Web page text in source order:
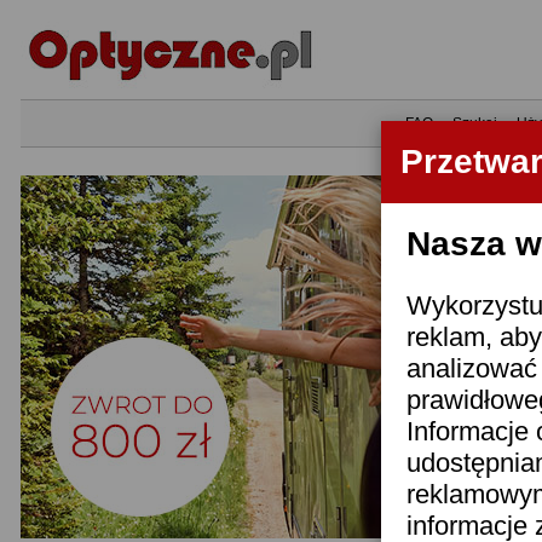
Nasza
reklam,
Informacje
informacje
•FAQ•Szukaj•